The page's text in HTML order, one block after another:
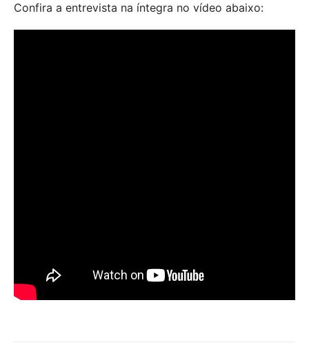
Confira a entrevista na íntegra no vídeo abaixo: